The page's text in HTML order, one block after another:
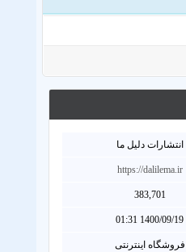
انتشارات دلیل ما
https://dalilema.ir
383,701
1400/09/19 01:31
فروشگاه اینترنتی